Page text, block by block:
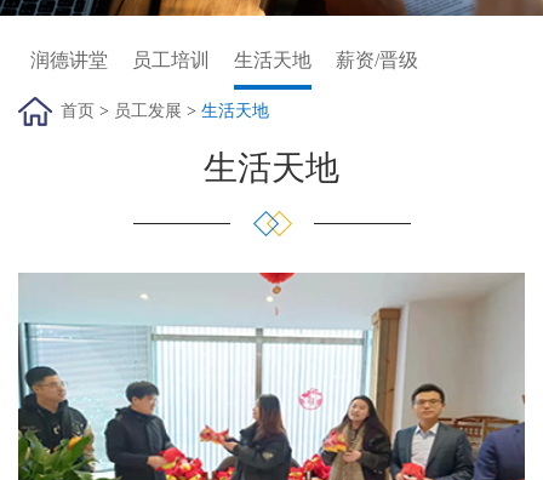
加入我们
联系我们
财税培训平台
润德讲堂 员工培训 生活天地 薪资/晋级
首页 > 员工发展 > 生活天地
生活天地